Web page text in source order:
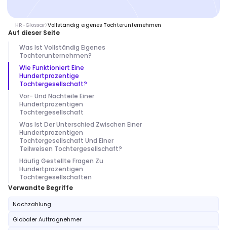
HR-Glossar Vollständig eigenes Tochterunternehmen
Auf dieser Seite
Was Ist Vollständig Eigenes
Tochterunternehmen?
Wie Funktioniert Eine
Hundertprozentige
Tochtergesellschaft?
Vor- Und Nachteile Einer
Hundertprozentigen
Tochtergesellschaft
Was Ist Der Unterschied Zwischen Einer
Hundertprozentigen
Tochtergesellschaft Und Einer
Teilweisen Tochtergesellschaft?
Häufig Gestellte Fragen Zu
Hundertprozentigen
Tochtergesellschaften
Verwandte Begriffe
Nachzahlung
Globaler Auftragnehmer